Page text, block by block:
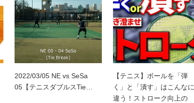
2022/03/05 NE vs SeSa
05【テニスダブルスTie…
【テニス】ボールを「弾
く」と「潰す」はこんなに
違う！ストローク向上の